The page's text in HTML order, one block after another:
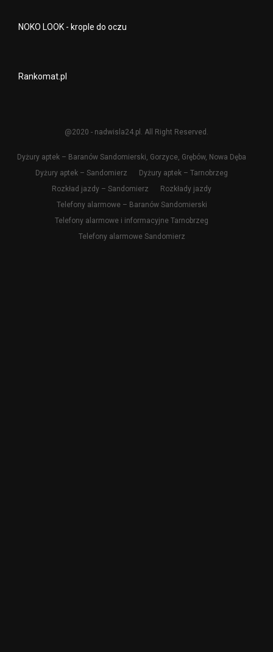
NOKO LOOK - krople do oczu
Rankomat.pl
@2020 - nadwisla24.pl. All Right Reserved.
Dyżury aptek – Baranów Sandomierski, Gorzyce, Grębów, Nowa Dęba
Dyżury aptek – Sandomierz
Dyżury aptek – Tarnobrzeg
Rozkład jazdy – Sandomierz
Rozkłady jazdy
Telefony alarmowe – Baranów Sandomierski
Telefony alarmowe i informacyjne Tarnobrzeg
Telefony alarmowe Sandomierz